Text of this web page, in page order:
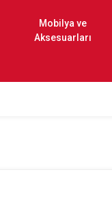
Mobilya ve
Aksesuarları